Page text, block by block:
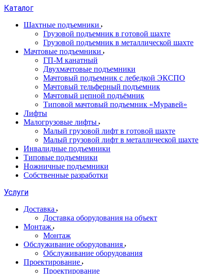
Каталог
Шахтные подъемники
Грузовой подъемник в готовой шахте
Грузовой подъемник в металлической шахте
Мачтовые подъемники
ГП-М канатный
Двухмачтовые подъемники
Мачтовый подъемник с лебедкой ЭКСПО
Мачтовый тельферный подъемник
Мачтовый цепной подъёмник
Типовой мачтовый подъемник «Муравей»
Лифты
Малогрузовые лифты
Малый грузовой лифт в готовой шахте
Малый грузовой лифт в металлической шахте
Инвалидные подъемники
Типовые подъемники
Ножничные подъемники
Собственные разработки
Услуги
Доставка
Доставка оборудования на объект
Монтаж
Монтаж
Обслуживание оборудования
Обслуживание оборудования
Проектирование
Проектирование